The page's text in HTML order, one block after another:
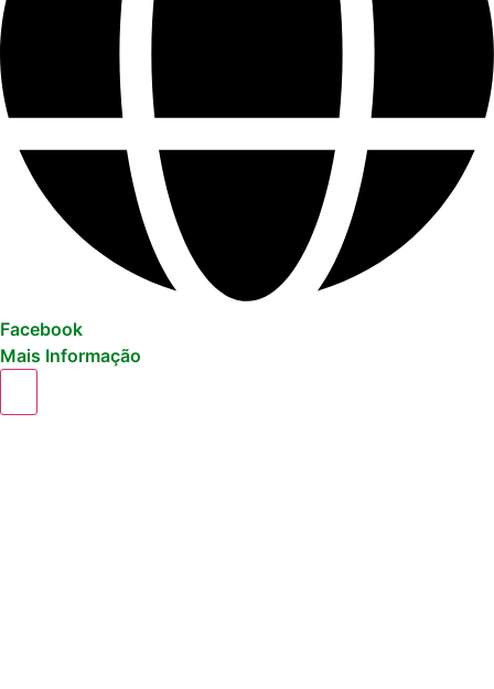
Facebook
Mais Informação